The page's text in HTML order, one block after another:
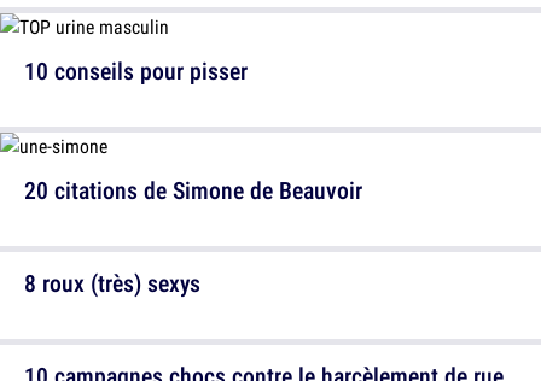
10 conseils pour pisser
8 roux (très) sexys
20 citations de Simone de Beauvoir